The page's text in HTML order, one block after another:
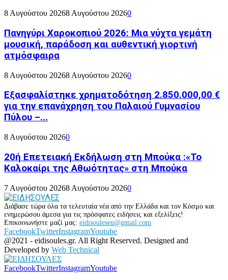
8 Αυγούστου 20268 Αυγούστου 20260
Πανηγύρι Χαροκοπιού 2026: Μια νύχτα γεμάτη
μουσική, παράδοση και αυθεντική γιορτινή
ατμόσφαιρα
8 Αυγούστου 20268 Αυγούστου 20260
Εξασφαλίστηκε χρηματοδότηση 2.850.000,00 €
για την επανάχρηση του Παλαιού Γυμνασίου
Πύλου –...
8 Αυγούστου 20260
20ή Επετειακή Εκδήλωση στη Μπούκα :«Το
Καλοκαίρι της Αθωότητας» στη Μπούκα
7 Αυγούστου 20268 Αυγούστου 20260
Διάβασε τώρα όλα τα τελευταία νέα από την Ελλάδα και τον Κόσμο και
ενημερώσου άμεσα για τις πρόσφατες ειδήσεις και εξελίξεις!
Επικοινωνήστε μαζί μας: eidisouleseu@gmail.com
FacebookTwitterInstagramYoutube
@2021 - eidisoules.gr. All Right Reserved. Designed and
Developed by Web Technical
FacebookTwitterInstagramYoutube